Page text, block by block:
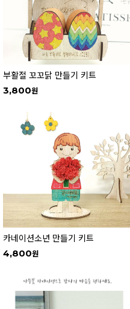
부활절 꼬꼬닭 만들기 키트
3,800
카네이션소년 만들기 키트
4,800